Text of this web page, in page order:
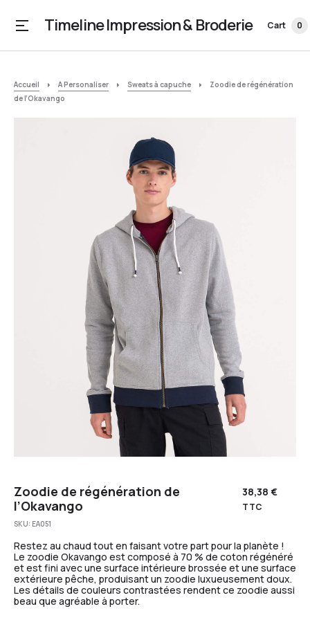
Timeline Impression & Broderie Cart 0
Accueil A Personaliser Sweats à capuche
Zoodie de régénération
de l’Okavango
Zoodie de régénération de
l’Okavango
38,38€
TTC
SKU: EA051
Restez au chaud tout en faisant votre part pour la planète !
Le zoodie Okavango est composé à 70 % de coton régénéré
et est fini avec une surface intérieure brossée et une surface
extérieure pêche, produisant un zoodie luxueusement doux.
Les détails de couleurs contrastées rendent ce zoodie aussi
beau que agréable à porter.